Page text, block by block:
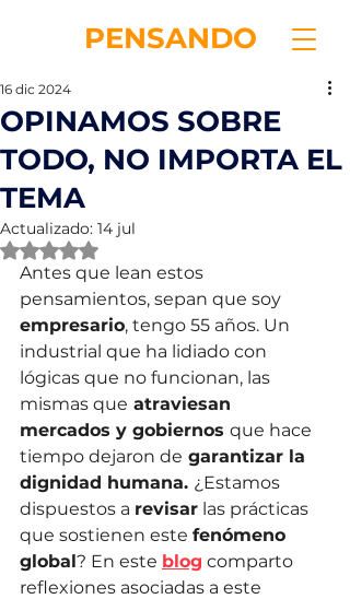
PENSANDO
OPINAMOS SOBRE
TODO, NO IMPORTA EL
TEMA
16 dic 2024
Actualizado: 14 jul
Obtuvo NaN de 5 estrellas.
Antes que lean estos
pensamientos, sepan que soy
empresario, tengo 55 años. Un
industrial que ha lidiado con
lógicas que no funcionan, las
mismas que atraviesan
mercados y gobiernos que hace
tiempo dejaron de garantizar la
dignidad humana. ¿Estamos
dispuestos a revisar las prácticas
que sostienen este fenómeno
global? En este blog comparto
reflexiones asociadas a este